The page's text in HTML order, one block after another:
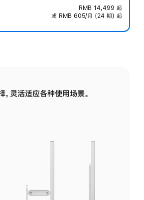
RMB 14,499 起
或 RMB 605/月 (24 期) 起
，灵活适应各种使用场景。